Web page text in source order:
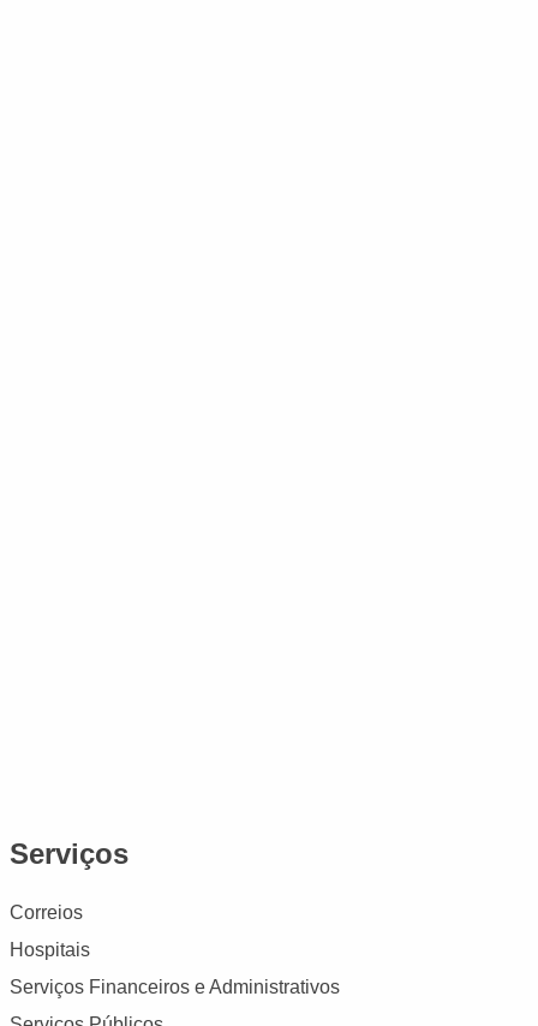
Serviços
Correios
Hospitais
Serviços Financeiros e Administrativos